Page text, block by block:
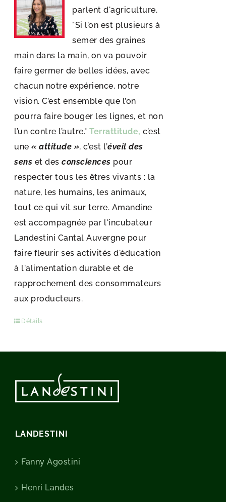
parlent d'agriculture.
"Si l’on est plusieurs à
semer des graines
main dans la main, on va pouvoir
faire germer de belles idées, avec
chacun notre expérience, notre
vision. C’est ensemble que l’on
pourra faire bouger les lignes, et non
l’un contre l’autre."Terrattitude,c’est
une« attitude », c’est l’éveil des
sens et desconsciences pour
respecter tous les êtres vivants : la
nature, les humains, les animaux,
tout ce qui vit sur terre. Amandine
est accompagnée par l'incubateur
Landestini Cantal Auvergne pour
faire fleurir ses activités d'éducation
à l'alimentation durable et de
rapprochement des consommateurs
aux producteurs.
Détails
LANDESTINI
Fanny Agostini
Henri Landes